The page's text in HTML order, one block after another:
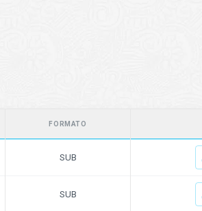
FORMATO
SUB
SUB